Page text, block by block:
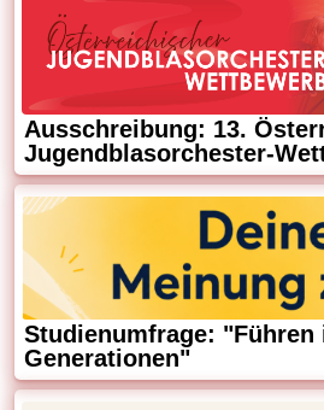
Ausschreibung: 13.
Jugendblasorchester-
Studienumfrage: "Führen
Generationen"